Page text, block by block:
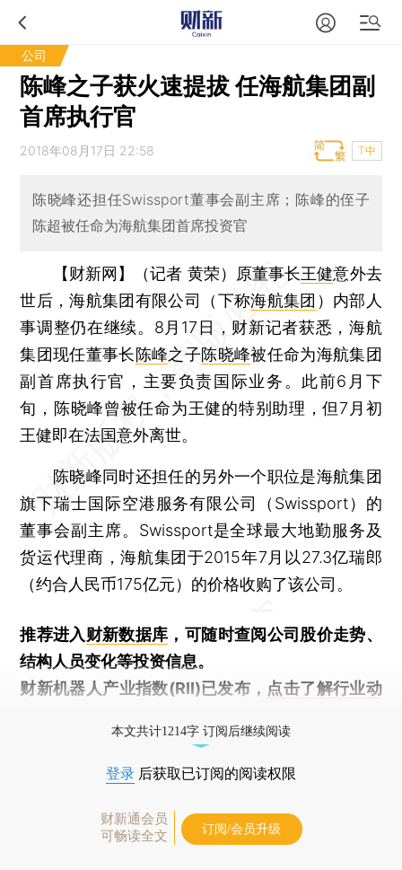
公司
陈峰之子获火速提拔 任海航集团副
首席执行官
2018年08月17日 22:58 T中
陈晓峰还担任Swissport董事会副主席；陈峰的侄子
陈超被任命为海航集团首席投资官
【财新网】（记者 黄荣） 原董事长王健意外去
世后，海航集团有限公司（下称海航集团 ）内部人
事调整仍在继续。8月17日，财新记者获悉，海航
集团现任董事长陈峰之子陈晓峰被任命为海航集团
副首席执行官，主要负责国际业务。此前6月下
旬，陈晓峰曾被任命为王健的特别助理，但7月初
王健即在法国意外离世。
陈晓峰同时还担任的另外一个职位是海航集团
旗下瑞士国际空港服务有限公司（Swissport）的
董事会副主席。Swissport是全球最大地勤服务及
货运代理商，海航集团于2015年7月以27.3亿瑞郎
（约合人民币175亿元）的价格收购了该公司。
推荐进入财新数据库 ，可随时查阅公司股价走势、
结构人员变化等投资信息。
财新机器人产业指数(RII)已发布， 点击了解行业动
本文共计1214字 订阅后继续阅读
登录 后获取已订阅的阅读权限
财新通会员
可畅读全文
订阅/会员升级